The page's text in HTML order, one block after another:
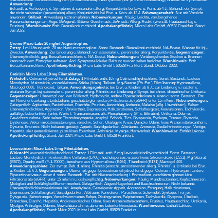
Anwendung:
Behandl. u. Vorbeugung d. Symptome d. saisonalen allerg. Konjunktivitis bei Erw. u. Kdrn. ab 4 J., Behandl. der Sympt.
der nicht saisonalen (perennialen) allerg. Konjunktivitis bei Erw. u. Kdrn. ab 12 J. Schwangerschaft: Nur mit Vorsicht
anwenden. Stillzeit: Anwendung nicht empfohlen. Nebenwirkungen: Häufig: Leichte, vorübergehende
Reizerscheinungen am Auge. Gelegentl.: Bitterer Geschmack. Sehr selt.: Allerg. Reakt. (wie z.B. Hautausschlag u.
Pruritus). Warnhinweis: Enth. Benzalkoniumchlorid. Apothekenpflichtig. Micro Labs GmbH, 60528 Frankfurt. Stand:
Juli 2023.
Cromo Micro Labs 20 mg/ml Augentropfen.
Zstzg: 1 ml Lösung enth. 20 mg Natriumcromoglicat. Sonst. Bestandt.: Benzalkoniumchlorid, NA-Edetat, Wasser für Inj.-
Zwecke. Anwendung: Zur Linderung u. Behandl. von saisonaler u. perennialer allerg. Konjunktivitis. Gegenanzeigen:
Überempfindlichk. geg. Benzalkoniumchlorid u. NA-Edetat. Nebenwirkungen: Vorübergehendes Stechen u. Brennen
kann nach dem Eintropfen auftreten. And. Symptome lokaler Reizung wurden selten berichtet. Warnhinweis: Enth.
Benzalkoniumchlorid. Apothekenpflichtig. Micro Labs GmbH, 60528 Frankfurt. Stand: Oktober 2023.
Cetirizin Micro Labs 10 mg Filmtabletten.
Wirkstoff: Cetirizindihydrochlorid. Zstzg: 1 Filmtabl. enth. 10 mg Cetirizindihydrochlorid. Sonst. Bestandt.: Lactose-
Monohydrat, Maisstärke, vorverkleisterte Stärke (Mais), Talkum, Mg-Stearat (Ph. Eur.) Filmüberzug: Hypromellose,
Macrogol 6000, Titandioxid, Talkum. Anwendungsgebiete: bei Erw. u. Kindern ab 6 J.: zur Linderung v. nasalen u.
okularen Sympt. bei saisonaler u. perennialer allerg. Rhinitis; zur Linderung v. Sympt. bei chron. idiopathischer Urtikaria.
Gegenanzeigen: Überempf. geg. den Wirkstoff, Hydroxyzin, andere Piperazinderivate o. einen d. sonst. Bestandt.. Pat.
mit Nierenerkrankung i. Endstadium, geschätzte glomeruläre Filtrationsrate (eGFR) unter 15 ml/min. Nebenwirkungen:
Gelegentlich: Agitiertheit, Parästhesien, Diarrhöe, Pruritus, Ausschlag, Asthenie, Malaise (allg. Unwohlsein). Selten:
Überempfindlichkeit, Aggression, Verwirrtheit, Depression, Halluzinationen, Schlaflosigkeit, Konvulsionen, Tachykardie,
auffällige Leberfunktion (erhö. Werte f. Transaminasen, alk. Phosphatase, γ-GT u. Bilirubin), Urtikaria, Ödeme,
Gewichtszunahme. Sehr selten: Thrombozytopenie, anaphyl. Schock, Tics, Dysgeusie, Synkope, Tremor, Dystonie,
Dyskinesie, Akkommodationsstörungen, verschw. Sehen, Okulogyre Krise, Quincke-Ödem, fixes Arzneimittelexanthem,
Dysurie, Enuresis. Nicht bekannt: gesteigt. Appetit, Suizidgedanken, Albträume, Amnesie, Gedächtnisstörungen, Vertigo,
Hepatitis, akut generalisiertes, pustulöses Exanthem, Arthralgie, Myalgie, Harnverhalt. Warnhinweise: Enthält Laktose.
Apothekenpflichtig. Stand: Juli 2024. Micro Labs GmbH, 60528 Frankfurt.
Levocetirizin Micro Labs 5 mg Filmtabletten.
Wirkstoff: Levocetirizindihydrochlorid. Zstzg: 1 Filmtabl. enth. 5 mg Levocetirizindihydrochlorid. Sonst. Bestandt.:
Lactose-Monohydrat, mikrokristalline Cellulose (E460), hochdisperses, wasserfreies Siliciumdioxid (E551), Mg-Stearat
(E572), Opadry weiß (Y-1-70000), bestehend aus Hypromellose (E464), Titandioxid (E171),Macrogol 400.
Anwendungsgebiete: Zur sympt. Beh. d. allerg. Rhinitis (einschl. persistierender allerg. Rhinitis) u. Urtikaria bei Erw.
u. Kindern ab 6 J. Gegenanzeigen: Überempf. gegen Levocetirizindihydrochlorid, gegen Cetirizin, Hydroxyzin, andere
Piperazinderivate o. einen d. sonst. Bestandt.. Pat. mit Nierenerkrankung i. Endstadium, geschätzte glomeruläre
Filtrationsrate (eGFR) unter 15 ml/min u. dialysepflichtig. Nebenwirkungen: Häufig: Mundtrockenheit, Kopfschmerzen,
Müdigkeit und Schläfrigkeit/Benommenheit. Gelegentlich: Abgeschlagenheit und Bauchschmerzen. Nicht bekannt:
Überempfindlichkeitsreaktionen inkl. Anaphylaxie, Gesteigerter Appetit, Aggression, Erregung, Halluzinationen,
Depression, Schlaflosigkeit, Suizidgedanken, Albtraum, Konvulsion, Parästhesie, Schwindel, Synkope, Tremor,
Dysgeusie, Sehstörungen, Verschwommenes Sehen, Okulogyration, Palpitationen, Tachykardie, Dyspnoe, Übelkeit,
Erbrechen, Diarrhö, Hepatitis, Angioneurotisches Ödem, fixes Arzneimittelexanthem, Pruritus, Hautausschlag, Urtikaria,
Myalgie, Arthralgie, Ödeme, Gewichtszunahme, abnorme Leberfunktionstests. Warnhinweise: Enthält Laktose.
Apothekenpflichtig. Stand: März 2023. Micro Labs GmbH, 60528 Frankfurt.